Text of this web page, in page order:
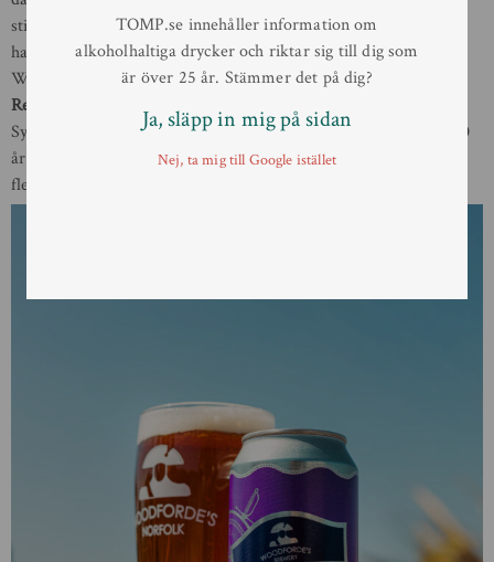
stilen dessutom fått en tydlig renässans bland ölkännare och
hantverksbryggerier världen över. För svenska konsumenter är
Woodforde’s Brewery redan ett känt namn genom
Revenge Premium Bitter Ale
, som sedan tidigare finns i
Systembolagets fasta sortiment. Bryggeriet har under mer än 40
år byggt sitt rykte kring traditionella brittiska ales och är
flerfaldigt prisbelönt inom den engelska ölscenen.
TOMP.se innehåller information om
alkoholhaltiga drycker och riktar sig till dig som
är över 25 år. Stämmer det på dig?
Ja, släpp in mig på sidan
Nej, ta mig till Google istället